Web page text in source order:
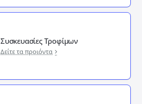
Συσκευασίες Τροφίμων
Δείτε τα προιόντα